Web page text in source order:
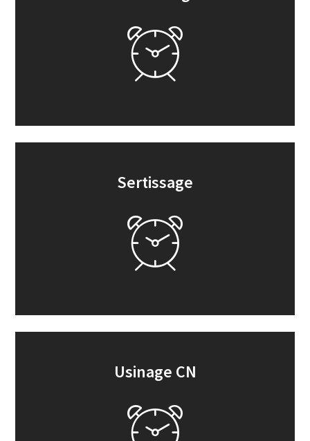
Sertissage
Usinage CN